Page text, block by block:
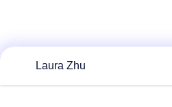
Laura Zhu